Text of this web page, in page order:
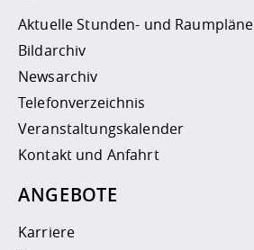
Aktuelle Stunden- und Raumpläne
Bildarchiv
Newsarchiv
Telefonverzeichnis
Veranstaltungskalender
Kontakt und Anfahrt
ANGEBOTE
Karriere